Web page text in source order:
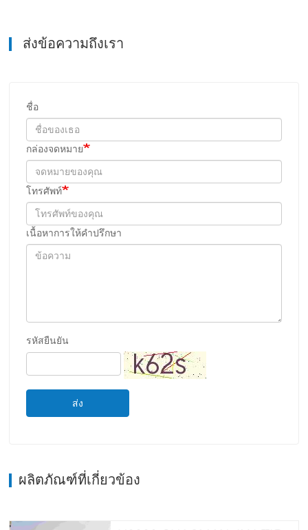
ส่งข้อความถึงเรา
ชื่อ
กล่องจดหมาย
โทรศัพท์
เนื้อหาการให้คําปรึกษา
รหัสยืนยัน
ส่ง
ผลิตภัณฑ์ที่เกี่ยวข้อง